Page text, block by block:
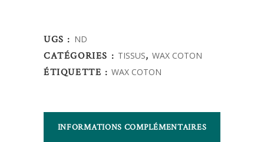
quantity
UGS : ND
CATÉGORIES : TISSUS,WAX COTON
ÉTIQUETTE :WAX COTON
INFORMATIONS COMPLÉMENTAIRES